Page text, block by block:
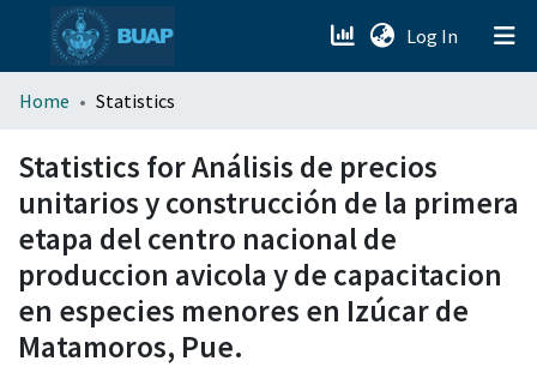
Log In (current)
menu.section.about_menu
All of DSpace
Home Statistics
Statistics for Análisis de precios
unitarios y construcción de la primera
etapa del centro nacional de
produccion avicola y de capacitacion
en especies menores en Izúcar de
Matamoros, Pue.